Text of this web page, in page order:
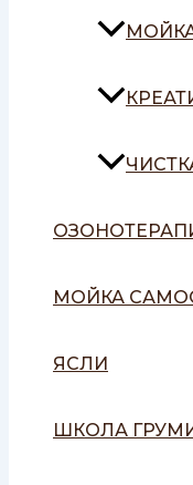
МОЙКА
ЯСЛИ
ШКОЛА